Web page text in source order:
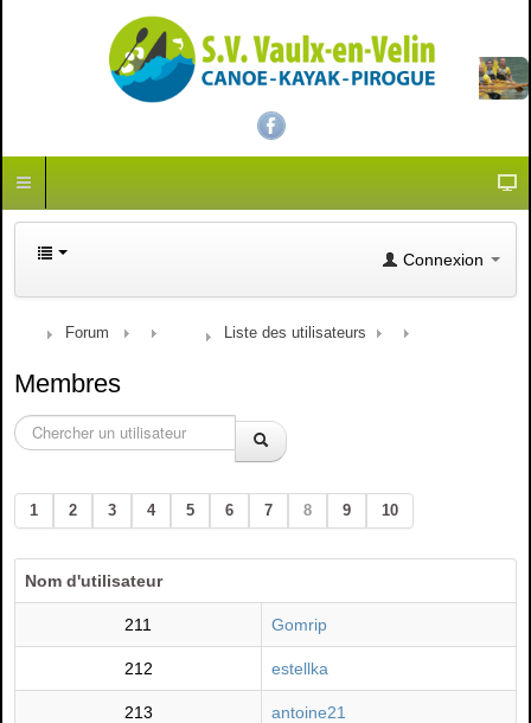
Connexion
Forum Liste des utilisateurs
Membres
1 2 3 4 5 6 7 8 9 10
Nom d'utilisateur
211 Gomrip
212 estellka
213 antoine21